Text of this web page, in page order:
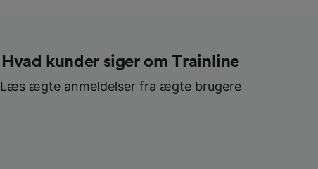
Hvad kunder siger om Trainline
Læs ægte anmeldelser fra ægte brugere